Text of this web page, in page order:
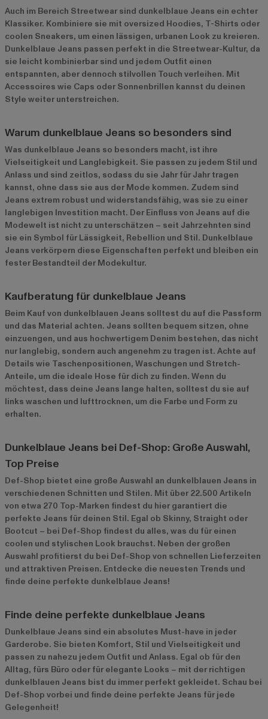
Auch im Bereich Streetwear sind dunkelblaue Jeans ein echter
Klassiker. Kombiniere sie mit oversized Hoodies, T-Shirts oder
coolen Sneakers, um einen lässigen, urbanen Look zu kreieren.
Dunkelblaue Jeans passen perfekt in die Streetwear-Kultur, da
sie leicht kombinierbar sind und jedem Outfit einen
entspannten, aber dennoch stilvollen Touch verleihen. Mit
Accessoires wie Caps oder Sonnenbrillen kannst du deinen
Style weiter unterstreichen.
Warum dunkelblaue Jeans so besonders sind
Was dunkelblaue Jeans so besonders macht, ist ihre
Vielseitigkeit und Langlebigkeit. Sie passen zu jedem Stil und
Anlass und sind zeitlos, sodass du sie Jahr für Jahr tragen
kannst, ohne dass sie aus der Mode kommen. Zudem sind
Jeans extrem robust und widerstandsfähig, was sie zu einer
langlebigen Investition macht. Der Einfluss von Jeans auf die
Modewelt ist nicht zu unterschätzen – seit Jahrzehnten sind
sie ein Symbol für Lässigkeit, Rebellion und Stil. Dunkelblaue
Jeans verkörpern diese Eigenschaften perfekt und bleiben ein
fester Bestandteil der Modekultur.
Kaufberatung für dunkelblaue Jeans
Beim Kauf von dunkelblauen Jeans solltest du auf die Passform
und das Material achten. Jeans sollten bequem sitzen, ohne
einzuengen, und aus hochwertigem Denim bestehen, das nicht
nur langlebig, sondern auch angenehm zu tragen ist. Achte auf
Details wie Taschenpositionen, Waschungen und Stretch-
Anteile, um die ideale Hose für dich zu finden. Wenn du
möchtest, dass deine Jeans lange halten, solltest du sie auf
links waschen und lufttrocknen, um die Farbe und Form zu
erhalten.
Dunkelblaue Jeans bei Def-Shop: Große Auswahl,
Top Preise
Def-Shop bietet eine große Auswahl an dunkelblauen Jeans in
verschiedenen Schnitten und Stilen. Mit über 22.500 Artikeln
von etwa 270 Top-Marken findest du hier garantiert die
perfekte Jeans für deinen Stil. Egal ob Skinny, Straight oder
Bootcut – bei Def-Shop findest du alles, was du für einen
coolen und stylischen Look brauchst. Neben der großen
Auswahl profitierst du bei Def-Shop von schnellen Lieferzeiten
und attraktiven Preisen. Entdecke die neuesten Trends und
finde deine perfekte dunkelblaue Jeans!
Finde deine perfekte dunkelblaue Jeans
Dunkelblaue Jeans sind ein absolutes Must-have in jeder
Garderobe. Sie bieten Komfort, Stil und Vielseitigkeit und
passen zu nahezu jedem Outfit und Anlass. Egal ob für den
Alltag, fürs Büro oder für elegante Looks – mit der richtigen
dunkelblauen Jeans bist du immer perfekt gekleidet. Schau bei
Def-Shop vorbei und finde deine perfekte Jeans für jede
Gelegenheit!